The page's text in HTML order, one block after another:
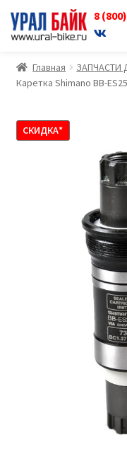
8
Перейти
к
навигации
Перейти
к
содержимому
Главная ЗАПЧАСТИ
Каретка Shimano BB-
СКИДКА*